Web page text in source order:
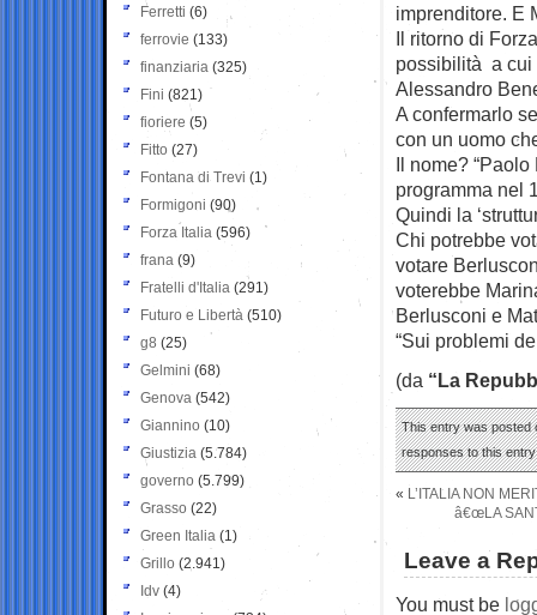
imprenditore. E
Il ritorno di
possibilità a cui
Alessandro
A confermarlo
con un uomo
Il nome?
programma nel
Quindi la
Chi potrebbe
votare
voterebbe
Berlusconi e
“Sui problemi
(da “La
This entry was posted
responses to this
« L’ITALIA NON
â€œLA
Leave a
You must be
Ferretti (6)
ferrovie (133)
finanziaria (325)
Fini (821)
fioriere (5)
Fitto (27)
Fontana di Trevi (1)
Formigoni (90)
Forza Italia (596)
frana (9)
Fratelli d'Italia (291)
Futuro e Libertà (510)
g8 (25)
Gelmini (68)
Genova (542)
Giannino (10)
Giustizia (5.784)
governo (5.799)
Grasso (22)
Green Italia (1)
Grillo (2.941)
Idv (4)